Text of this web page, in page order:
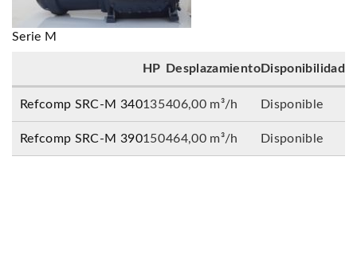
Serie M
HP DesplazamientoDisponibilidad
Refcomp SRC-M 340135406,00 m³/h Disponible
Refcomp SRC-M 390150464,00 m³/h Disponible